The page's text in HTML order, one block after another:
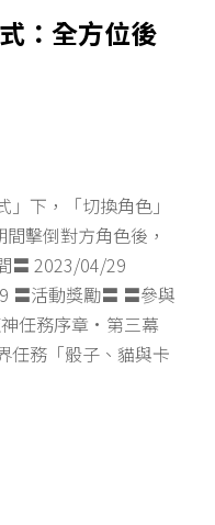
：全方位後
下，「切換角色」
擊倒對方角色後，
〓 2023/04/29
〓活動獎勵〓 〓參與
任務序章·第三幕
任務「骰子、貓與卡